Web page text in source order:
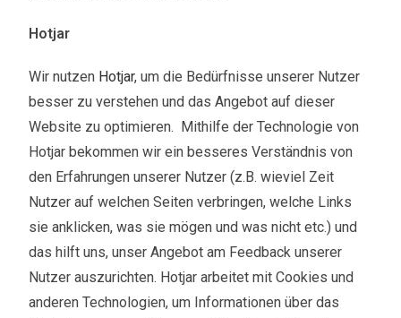
Hotjar
Wir nutzen Hotjar, um die Bedürfnisse unserer Nutzer
besser zu verstehen und das Angebot auf dieser
Website zu optimieren. Mithilfe der Technologie von
Hotjar bekommen wir ein besseres Verständnis von
den Erfahrungen unserer Nutzer (z.B. wieviel Zeit
Nutzer auf welchen Seiten verbringen, welche Links
sie anklicken, was sie mögen und was nicht etc.) und
das hilft uns, unser Angebot am Feedback unserer
Nutzer auszurichten. Hotjar arbeitet mit Cookies und
anderen Technologien, um Informationen über das